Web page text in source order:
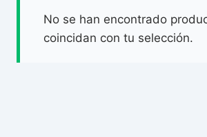
No se han encontrado
coincidan con tu selección.